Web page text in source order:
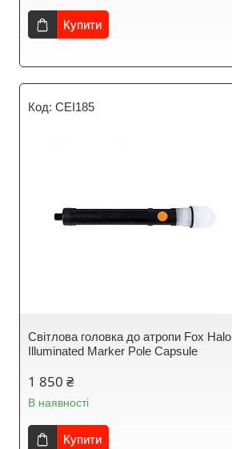
Купити
CEI185
Світлова головка до атропи Fox Halo
Illuminated Marker Pole Capsule
1 850 ₴
В наявності
Купити